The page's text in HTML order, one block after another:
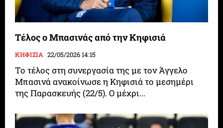
Τέλος ο Μπασινάς από την Κηφισιά
ΚΗΦΙΣΙΑ 22/05/2026 14:15
Το τέλος στη συνεργασία της με τον Άγγελο
Μπασινά ανακοίνωσε η Κηφισιά το μεσημέρι
της Παρασκευής (22/5). Ο μέχρι...